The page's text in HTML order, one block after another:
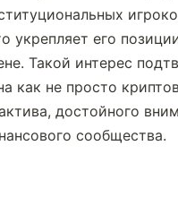
укрепляет его
Такой интерес
как не просто
достойного
сообщества.